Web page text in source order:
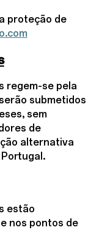
proteção de
regem-se pela
submetidos
sem
de
alternativa
estão
e nos pontos de